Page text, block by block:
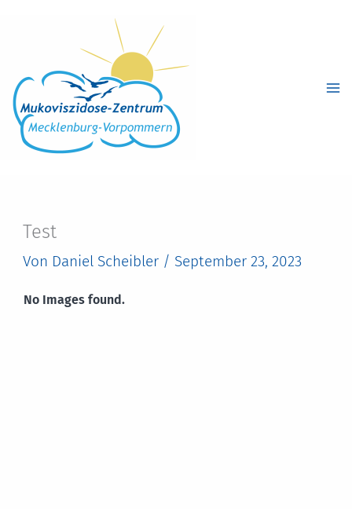
Test
Von Daniel Scheibler / September 23, 2023
No Images found.